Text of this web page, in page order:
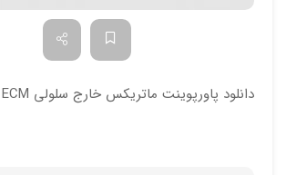
دانلود پاورپوینت ماتریکس خارج سلولی ECM در 54 اسلاید